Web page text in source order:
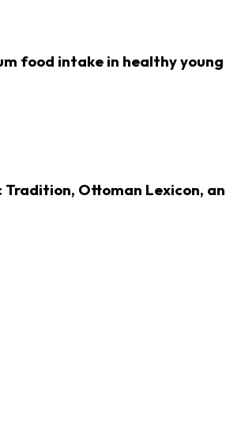
food intake in healthy
Ottoman Lexicon,